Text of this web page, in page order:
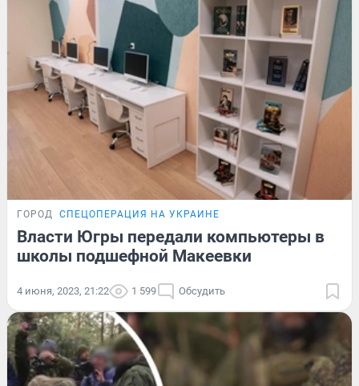
ГОРОД СПЕЦОПЕРАЦИЯ НА УКРАИНЕ
Власти Югры передали компьютеры в
школы подшефной Макеевки
4 июня, 2023, 21:22 1 599 Обсудить